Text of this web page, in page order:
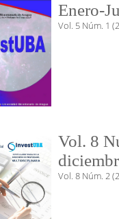
Enero-
Vol. 5 Núm. 1
Vol. 8
Vol. 8 Núm. 2